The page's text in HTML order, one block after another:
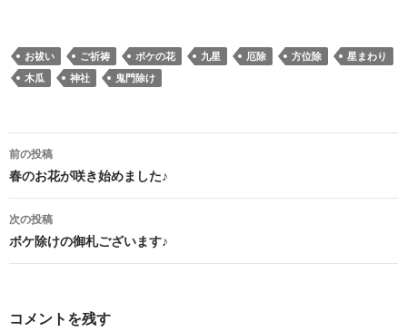
お祓い ご祈祷 ボケの花 九星 厄除 方位除
星まわり
木瓜
神社 鬼門除け
投
稿
ナ
ビ
ゲ
前の投稿
春のお花が咲き始めました♪
次の投稿
ボケ除けの御札ございます♪
コメントを残す